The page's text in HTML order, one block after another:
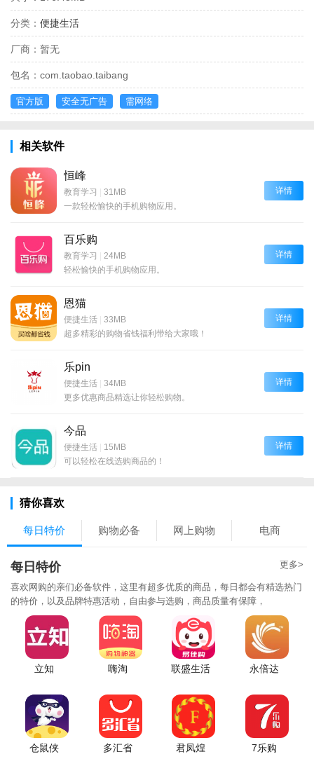
分类： 便捷生活
厂商： 暂无
包名： com.taobao.taibang
官方版 安全无广告 需网络
相关软件
恒峰
教育学习 | 31MB
一款轻松愉快的手机购物应用。
详情
百乐购
教育学习 | 24MB
轻松愉快的手机购物应用。
详情
恩猫
便捷生活 | 33MB
超多精彩的购物省钱福利带给大家哦！
详情
乐pin
便捷生活 | 34MB
更多优惠商品精选让你轻松购物。
详情
今品
便捷生活 | 15MB
可以轻松在线选购商品的！
详情
猜你喜欢
每日特价 购物必备 网上购物 电商
每日特价 更多>
喜欢网购的亲们必备软件，这里有超多优质的商品，每日都会有精选热门
的特价，以及品牌特惠活动，自由参与选购，商品质量有保障，
立知 嗨淘 联盛生活 永倍达
仓鼠侠 多汇省 君凤煌 7乐购